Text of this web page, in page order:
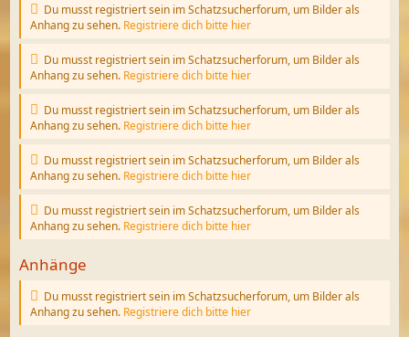
Du musst registriert sein im Schatzsucherforum, um Bilder als
Anhang zu sehen. Registriere dich bitte hier
Du musst registriert sein im Schatzsucherforum, um Bilder als
Anhang zu sehen. Registriere dich bitte hier
Du musst registriert sein im Schatzsucherforum, um Bilder als
Anhang zu sehen. Registriere dich bitte hier
Du musst registriert sein im Schatzsucherforum, um Bilder als
Anhang zu sehen. Registriere dich bitte hier
Du musst registriert sein im Schatzsucherforum, um Bilder als
Anhang zu sehen. Registriere dich bitte hier
Anhänge
Du musst registriert sein im Schatzsucherforum, um Bilder als
Anhang zu sehen. Registriere dich bitte hier